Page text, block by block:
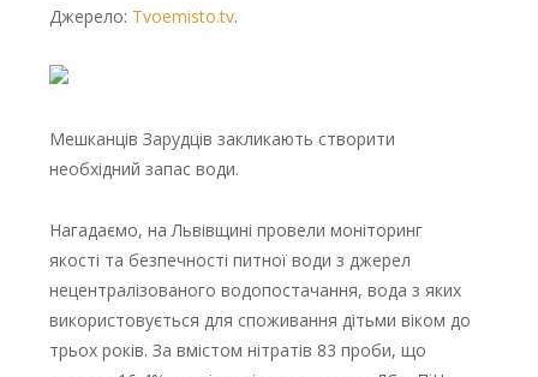
Джерело: Tvoemisto.tv.
Мешканців Зарудців закликають створити
необхідний запас води.
Нагадаємо, на Львівщині провели моніторинг
якості та безпечності питної води з джерел
нецентралізованого водопостачання, вода з яких
використовується для споживання дітьми віком до
трьох років. За вмістом нітратів 83 проби, що